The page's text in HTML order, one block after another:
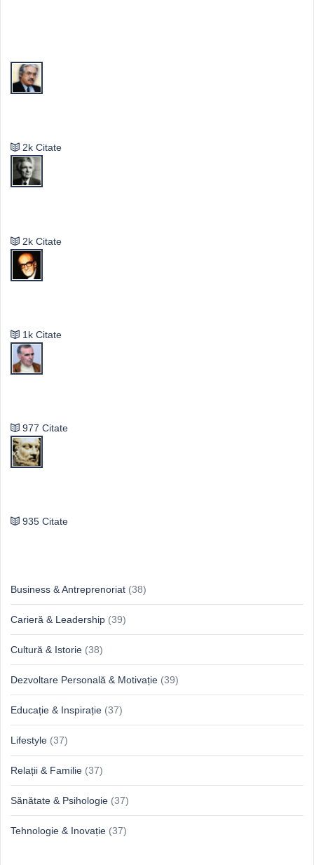
2k Citate
2k Citate
1k Citate
977 Citate
935 Citate
Business & Antreprenoriat (38)
Carieră & Leadership (39)
Cultură & Istorie (38)
Dezvoltare Personală & Motivație (39)
Educație & Inspirație (37)
Lifestyle (37)
Relații & Familie (37)
Sănătate & Psihologie (37)
Tehnologie & Inovație (37)